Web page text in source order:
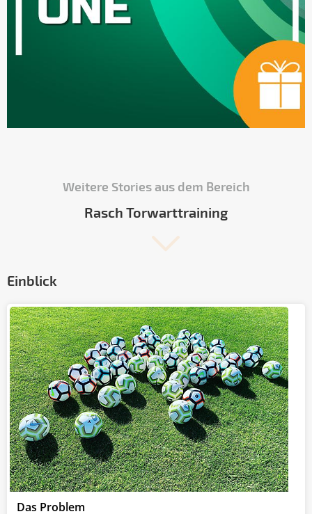
Weitere Stories aus dem Bereich
Rasch Torwarttraining
Einblick
Das Problem